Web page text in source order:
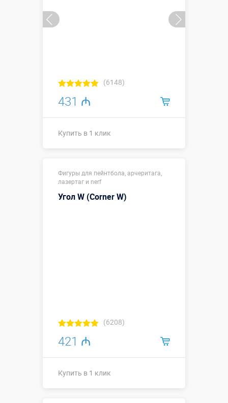
(6148)
431 ₼
Купить в 1 клик
Размеры, м:
1,6
Фигуры для пейнтбола, арчеритага,
лазертаг и nerf
Угол W (Corner W)
(6208)
421 ₼
Купить в 1 клик